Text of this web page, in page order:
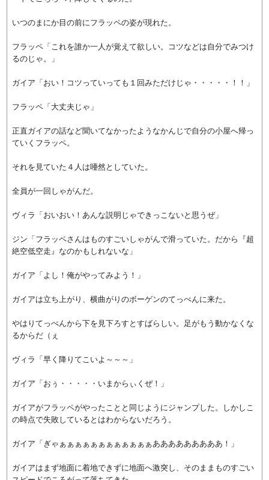
いつのまにか目の前にフラッペの姿が現れた。
フラッペ「これを誰か一人が覚えて欲しい。コツなどは自分でみつけ
るのじゃ。」
ガイア「おい！コツっていっても１回みただけじゃ・・・・・！！」
フラッペ「大丈夫じゃ」
正直ガイアの話など聞いてなかったようなかんじで自分の小屋へ帰っ
ていくフラッペ。
それを見ていた４人は唖然としていた。
全員が一回しゃがんだ。
ヴィラ「おいおい！あんな説明じゃできっこないと思うぜ」
ジン「フラッペさんはものすごいしゃがんで滑っていた。だから『超
絶空低空走』なのかもしれないな」
ガイア「よし！俺がやってみよう！」
ガイアは立ち上がり、横曲がりのボーゲンのてっぺんに来た。
やはりてっぺんから下を見下ろすとすばらしい。足がもう動かなくな
るからだ（ぇ
ヴィラ「早く降りてこいよ～～～」
ガイア「おぅ・・・・・いまからぃくぜ！」
ガイアがフラッペがやったことと同じようにジャンプした。しかしこ
の時点で失敗しているとはわからないだろう。
ガイア「ぎゃぁぁぁぁぁぁぁぁぁぁぁぁあああああああああ！」
ガイアはまず地面に着地できずに地面へ激突し、そのままものすごい